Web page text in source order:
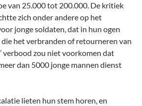
van 25.000 tot 200.000. De kritiek
zich onder andere op het
jonge soldaten, dat in hun ogen
het verbranden of retourneren van
verbood zou niet voorkomen dat
dan 5000 jonge mannen dienst
lieten hun stem horen, en